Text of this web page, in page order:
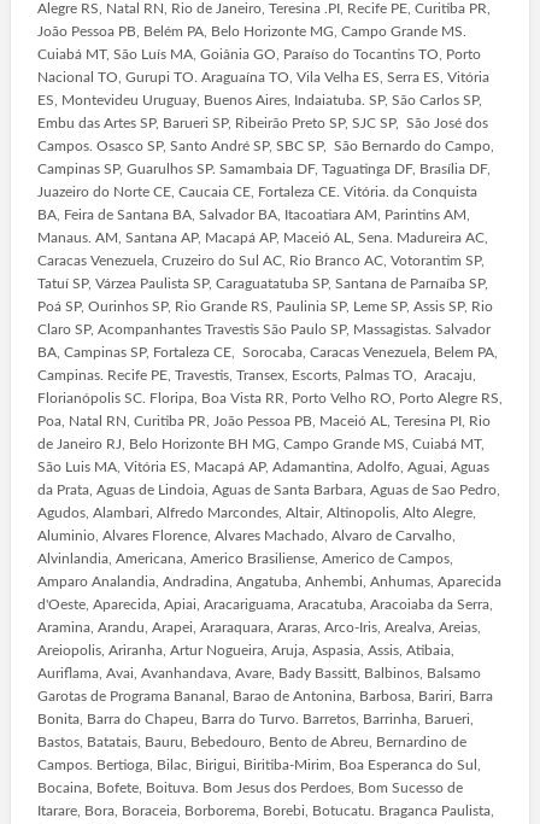
Alegre RS, Natal RN, Rio de Janeiro, Teresina .PI, Recife PE, Curitiba PR,
João Pessoa PB, Belém PA, Belo Horizonte MG, Campo Grande MS.
Cuiabá MT, São Luís MA, Goiânia GO, Paraíso do Tocantins TO, Porto
Nacional TO, Gurupi TO. Araguaína TO, Vila Velha ES, Serra ES, Vitória
ES, Montevideu Uruguay, Buenos Aires, Indaiatuba. SP, São Carlos SP,
Embu das Artes SP, Barueri SP, Ribeirão Preto SP, SJC SP, São José dos
Campos. Osasco SP, Santo André SP, SBC SP, São Bernardo do Campo,
Campinas SP, Guarulhos SP. Samambaia DF, Taguatinga DF, Brasília DF,
Juazeiro do Norte CE, Caucaia CE, Fortaleza CE. Vitória. da Conquista
BA, Feira de Santana BA, Salvador BA, Itacoatiara AM, Parintins AM,
Manaus. AM, Santana AP, Macapá AP, Maceió AL, Sena. Madureira AC,
Caracas Venezuela, Cruzeiro do Sul AC, Rio Branco AC, Votorantim SP,
Tatuí SP, Várzea Paulista SP, Caraguatatuba SP, Santana de Parnaíba SP,
Poá SP, Ourinhos SP, Rio Grande RS, Paulinia SP, Leme SP, Assis SP, Rio
Claro SP, Acompanhantes Travestis São Paulo SP, Massagistas. Salvador
BA, Campinas SP, Fortaleza CE, Sorocaba, Caracas Venezuela, Belem PA,
Campinas. Recife PE, Travestis, Transex, Escorts, Palmas TO, Aracaju,
Florianópolis SC. Floripa, Boa Vista RR, Porto Velho RO, Porto Alegre RS,
Poa, Natal RN, Curitiba PR, João Pessoa PB, Maceió AL, Teresina PI, Rio
de Janeiro RJ, Belo Horizonte BH MG, Campo Grande MS, Cuiabá MT,
São Luis MA, Vitória ES, Macapá AP, Adamantina, Adolfo, Aguai, Aguas
da Prata, Aguas de Lindoia, Aguas de Santa Barbara, Aguas de Sao Pedro,
Agudos, Alambari, Alfredo Marcondes, Altair, Altinopolis, Alto Alegre,
Aluminio, Alvares Florence, Alvares Machado, Alvaro de Carvalho,
Alvinlandia, Americana, Americo Brasiliense, Americo de Campos,
Amparo Analandia, Andradina, Angatuba, Anhembi, Anhumas, Aparecida
d'Oeste, Aparecida, Apiai, Aracariguama, Aracatuba, Aracoiaba da Serra,
Aramina, Arandu, Arapei, Araraquara, Araras, Arco-Iris, Arealva, Areias,
Areiopolis, Ariranha, Artur Nogueira, Aruja, Aspasia, Assis, Atibaia,
Auriflama, Avai, Avanhandava, Avare, Bady Bassitt, Balbinos, Balsamo
Garotas de Programa Bananal, Barao de Antonina, Barbosa, Bariri, Barra
Bonita, Barra do Chapeu, Barra do Turvo. Barretos, Barrinha, Barueri,
Bastos, Batatais, Bauru, Bebedouro, Bento de Abreu, Bernardino de
Campos. Bertioga, Bilac, Birigui, Biritiba-Mirim, Boa Esperanca do Sul,
Bocaina, Bofete, Boituva. Bom Jesus dos Perdoes, Bom Sucesso de
Itarare, Bora, Boraceia, Borborema, Borebi, Botucatu. Braganca Paulista,